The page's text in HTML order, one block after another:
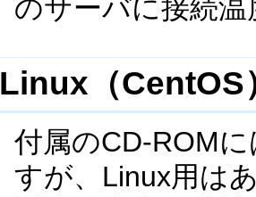
のサーバに接続
Linux（CentOS
付属のCD-ROM
すが、Linux用は